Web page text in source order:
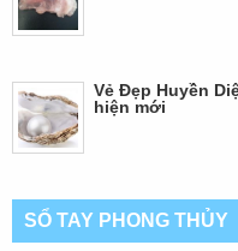
Vẻ Đẹp Huyền
hiện mới
SỔ TAY PHONG THỦY